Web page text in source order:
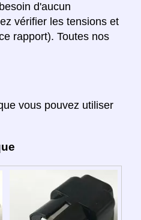
d'aucun
vérifier les tensions et
rapport). Toutes nos
vous pouvez utiliser